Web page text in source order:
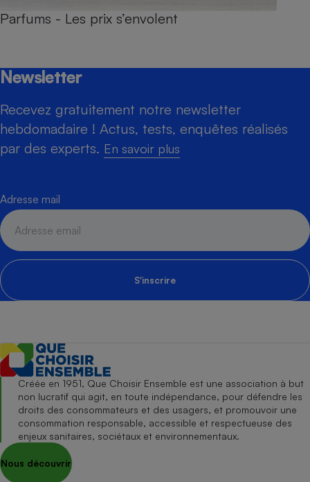
Parfums - Les prix s’envolent
Newsletter
Recevez gratuitement notre newsletter
hebdomadaire ! Actus, tests, enquêtes réalisés
par des experts. En savoir plus
Adresse mail
S'inscrire
Créée en 1951, Que Choisir Ensemble est une association à but
non lucratif qui agit, en toute indépendance, pour défendre les
droits des consommateurs et des usagers, et promouvoir une
consommation responsable, accessible et respectueuse des
enjeux sanitaires, sociétaux et environnementaux.
Nous découvrir